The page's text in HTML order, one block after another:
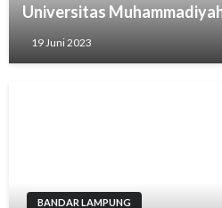
Universitas
19 Juni 2023
BANDAR LAMPUNG